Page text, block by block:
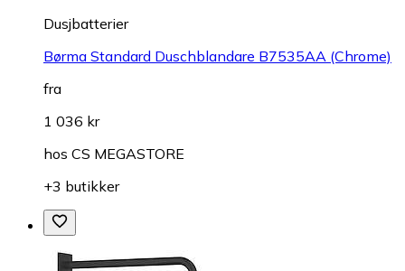
Dusjbatterier
Børma Standard Duschblandare B7535AA (Chrome)
fra
1 036 kr
hos CS MEGASTORE
+3 butikker